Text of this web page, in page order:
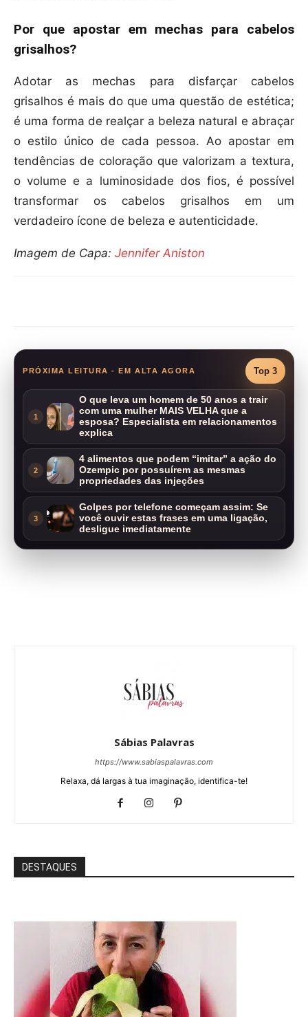
Por que apostar em mechas para cabelos
grisalhos?
Adotar as mechas para disfarçar cabelos
grisalhos é mais do que uma questão de estética;
é uma forma de realçar a beleza natural e abraçar
o estilo único de cada pessoa. Ao apostar em
tendências de coloração que valorizam a textura,
o volume e a luminosidade dos fios, é possível
transformar os cabelos grisalhos em um
verdadeiro ícone de beleza e autenticidade.
Imagem de Capa: Jennifer Aniston
PRÓXIMA LEITURA - EM ALTA AGORA Top 3
1
O que leva um homem de 50 anos a trair
com uma mulher MAIS VELHA que a
esposa? Especialista em relacionamentos
explica
2
4 alimentos que podem “imitar” a ação do
Ozempic por possuírem as mesmas
propriedades das injeções
3
Golpes por telefone começam assim: Se
você ouvir estas frases em uma ligação,
desligue imediatamente
Sábias Palavras
https://www.sabiaspalavras.com
Relaxa, dá largas à tua imaginação, identifica-te!
DESTAQUES